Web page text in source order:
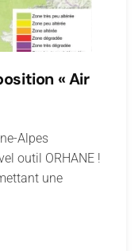
« Air
Alpes
outil ORHANE !
une